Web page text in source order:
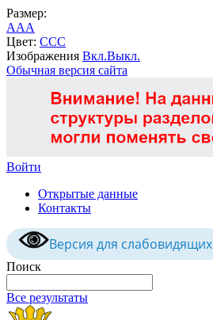
Размер:
AAA
Цвет: CCC
Изображения Вкл.Выкл.
Обычная версия сайта
Войти
Открытые данные
Контакты
Версия для слабовидящих
Поиск
Все результаты